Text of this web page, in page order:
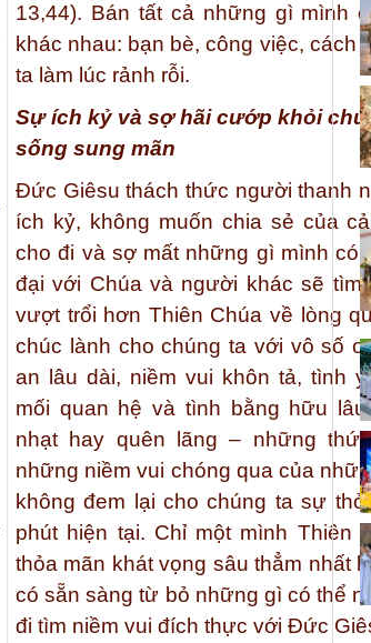
13,44). Bán tất cả những gì mình
khác nhau: bạn bè, công việc, cách
ta làm lúc rảnh rỗi.
Sự ích kỷ và sợ hãi cướp khỏi
sống sung mãn
Đức Giêsu thách thức người thanh
ích kỷ, không muốn chia sẻ của
cho đi và sợ mất những gì mình
đại với Chúa và người khác sẽ tìm
vượt trổi hơn Thiên Chúa về lòng
chúc lành cho chúng ta với vô số
an lâu dài, niềm vui khôn tả, tình
mối quan hệ và tình bằng hữu
nhạt hay quên lãng – những
những niềm vui chóng qua của
không đem lại cho chúng ta sự
phút hiện tại. Chỉ một mình Thiên
thỏa mãn khát vọng sâu thẳm nhất
có sẵn sàng từ bỏ những gì có thể
đi tìm niềm vui đích thực với Đức